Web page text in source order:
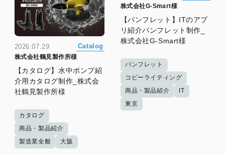
2026.07.29 Catalog
株式会社鶴見製作所様
【カタログ】水中ポンプ紹
介用カタログ制作_株式会
社鶴見製作所様
カタログ
商品・製品紹介
製造業全般
大阪
株式会社G-Smart様
【パンフレット】ITのアプ
リ紹介パンフレット制作_
株式会社G-Smart様
パンフレット
コピーライティング
商品・製品紹介
IT
東京